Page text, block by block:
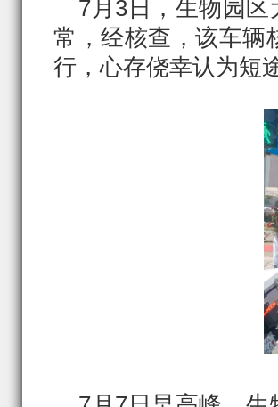
7月3日，生物园
常，经核查，该车辆
行，心存侥幸认为短